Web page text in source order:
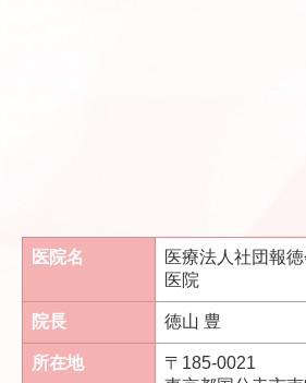
医院名
医療法人社団報
医院
院長 徳山 豊
所在地
〒185-0021